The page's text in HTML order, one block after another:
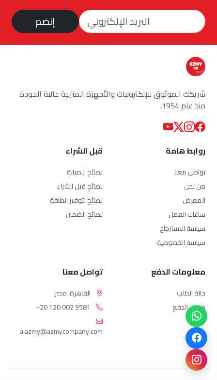
إنضم
شريكك الموثوق للإلكترونيات والأجهزة المنزلية عالية الجودة
منذ عام 1954.
روابط هامة
تواصل معنا
من نحن
المعرض
ساعات العمل
سياسة الاسترجاع
سياسة الخصوصية
قبل الشراء
نصائح للصيانة
نصائح قبل الشراء
نصائح لتوفير الطاقة
نصائح الضمان
معلومات الدفع
حالة الطلب
خيارات الدفع
تواصل معنا
القاهرة، مصر
+20 120 002 9581
a.azmy@azmycompany.com